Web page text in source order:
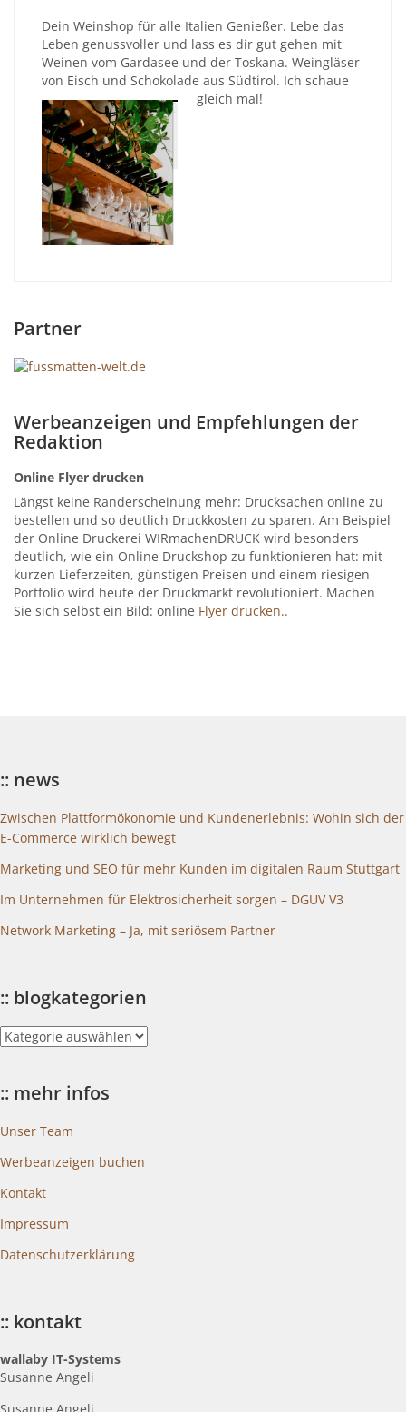
Dein Weinshop für alle Italien Genießer. Lebe das
Leben genussvoller und lass es dir gut gehen mit
Weinen vom Gardasee und der Toskana. Weingläser
von Eisch und Schokolade aus Südtirol. Ich schaue
gleich mal!
Partner
Werbeanzeigen und Empfehlungen der
Redaktion
Online Flyer drucken
Längst keine Randerscheinung mehr: Drucksachen online zu
bestellen und so deutlich Druckkosten zu sparen. Am Beispiel
der Online Druckerei WIRmachenDRUCK wird besonders
deutlich, wie ein Online Druckshop zu funktionieren hat: mit
kurzen Lieferzeiten, günstigen Preisen und einem riesigen
Portfolio wird heute der Druckmarkt revolutioniert. Machen
Sie sich selbst ein Bild: online Flyer drucken..
:: news
Zwischen Plattformökonomie und Kundenerlebnis: Wohin sich der
E-Commerce wirklich bewegt
Marketing und SEO für mehr Kunden im digitalen Raum Stuttgart
Im Unternehmen für Elektrosicherheit sorgen – DGUV V3
Network Marketing – Ja, mit seriösem Partner
:: blogkategorien
::
blogkategorien
:: mehr infos
Unser Team
Werbeanzeigen buchen
Kontakt
Impressum
Datenschutzerklärung
:: kontakt
wallaby IT-Systems
Susanne Angeli